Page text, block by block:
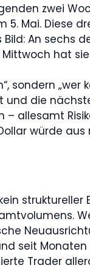
zwei
5. Mai.
An
hat
die
– allesamt
würde
seit
Trader